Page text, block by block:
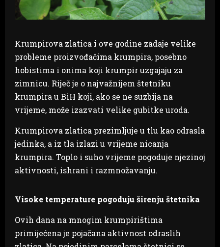
Krumpirova zlatica i ove godine zadaje velike
probleme proizvođačima krumpira, posebno
hobistima i onima koji krumpir uzgajaju za
zimnicu. Riječ je o najvažnijem štetniku
krumpira u BiH koji, ako se ne suzbija na
vrijeme, može izazvati velike gubitke uroda.
Krumpirova zlatica prezimljuje u tlu kao odrasla
jedinka, a iz tla izlazi u vrijeme nicanja
krumpira. Toplo i suho vrijeme pogoduje njezinoj
aktivnosti, ishrani i razmnožavanju.
Visoke temperature pogoduju širenju štetnika
Ovih dana na mnogim krumpirištima
primijećena je pojačana aktivnost odraslih